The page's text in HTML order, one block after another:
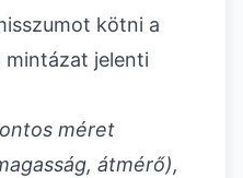
kötni a
mintázat jelenti
méret
átmérő),